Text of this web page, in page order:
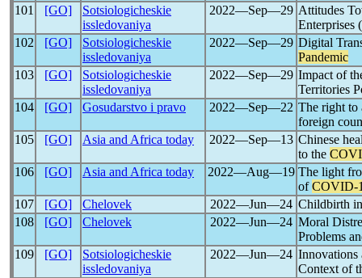
101 [GO]
Sotsiologicheskie
issledovaniya
2022―Sep―29 Attitudes
Enterprises
102
[GO]
Sotsiologicheskie
issledovaniya
2022―Sep―29 Digital
Pandemic
103
[GO]
Sotsiologicheskie
issledovaniya
2022―Sep―29 Impact of
Territories
104
[GO] Gosudarstvo i pravo 2022―Sep―22 The right to
foreign
105
[GO] Asia and Africa today 2022―Sep―13 Chinese
to the
106
[GO] Asia and Africa today 2022―Aug―19 The light
ofCOVID-
107
[GO] Chelovek 2022―Jun―24 Childbirth
108
[GO] Chelovek 2022―Jun―24 Moral
Problems
109
[GO]
Sotsiologicheskie
issledovaniya
2022―Jun―24 Innovations
Context of